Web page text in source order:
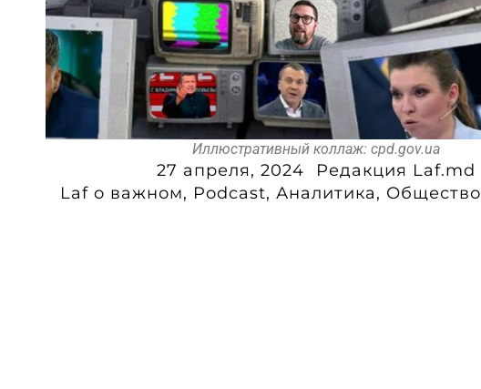
Иллюстративный коллаж: cpd.gov.ua
27 апреля, 2024
Редакция Laf.md
Laf o важном, Podcast,Аналитика, Общество